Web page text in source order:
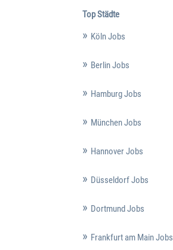
Top Städte
Köln Jobs
Berlin Jobs
Hamburg Jobs
München Jobs
Hannover Jobs
Düsseldorf Jobs
Dortmund Jobs
Frankfurt am Main Jobs